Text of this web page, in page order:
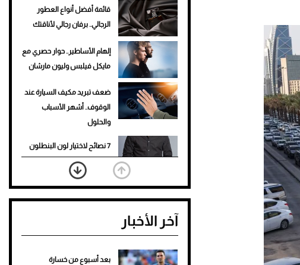
قائمة أفضل أنواع العطور
الرجالي.. برفان رجالي لأناقتك
إلهام الأساطير.. حوار حصري مع
مايكل فيلبس وليون مارشان
ضعف تبريد مكيف السيارة عند
الوقوف.. أشهر الأسباب
والحلول
7 نصائح لاختيار لون البنطلون
المناسب للقميص الأسود
نرى المستقبل من خلال
تصميماتنا.. كيف حجزت 1886
تمنحك فخامة استثنائية
آخر الأخبار
بعد أسبوع من خسارة